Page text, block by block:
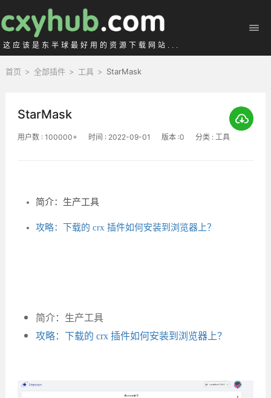
这应该是东半球最好用的资源下载网站...
首页 > 全部插件 > 工具 > StarMask
StarMask
用户数 : 100000+ 时间 : 2022-09-01 版本 :0 分类 : 工具
简介：生产工具
攻略：下载的 crx 插件如何安装到浏览器上？
简介：生产工具
攻略：下载的 crx 插件如何安装到浏览器上？